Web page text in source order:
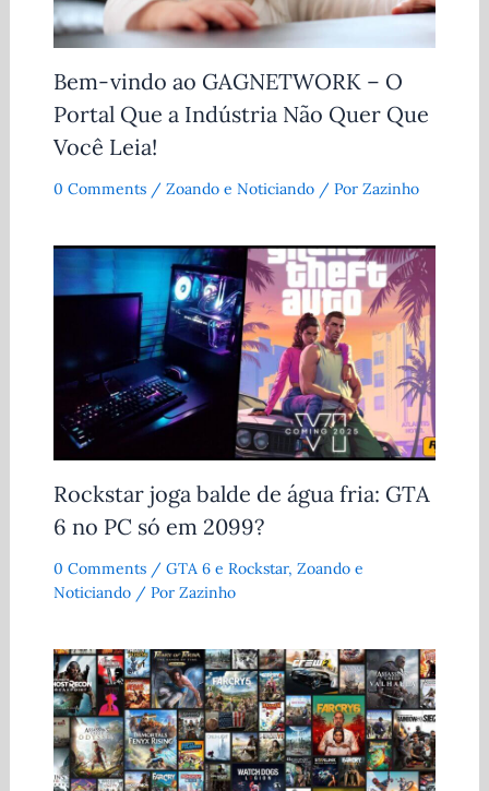
Bem-vindo ao GAGNETWORK – O
Portal Que a Indústria Não Quer Que
Você Leia!
0 Comments / Zoando e Noticiando/ Por Zazinho
Rockstar joga balde de água fria: GTA
6 no PC só em 2099?
0 Comments / GTA 6 e Rockstar, Zoando e
Noticiando/ Por Zazinho